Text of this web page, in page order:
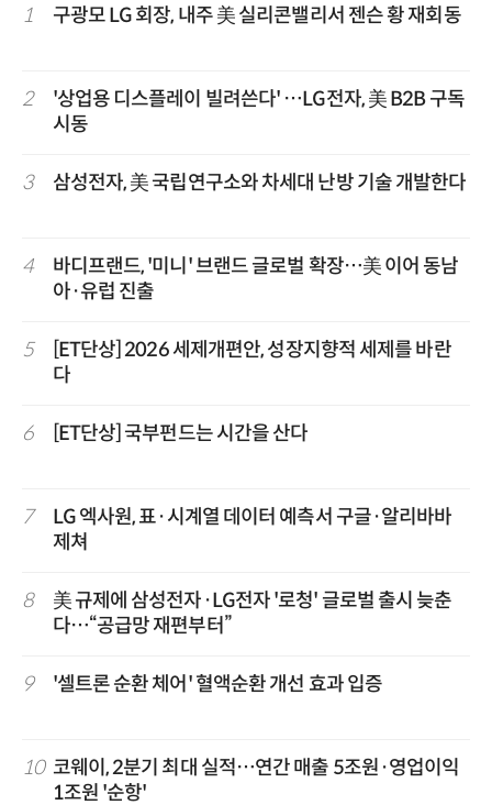
1 구광모 LG 회장, 내주 美 실리콘밸리서 젠슨 황 재회동
2
'상업용 디스플레이 빌려쓴다' …LG전자, 美 B2B 구독
시동
3 삼성전자, 美 국립연구소와 차세대 난방 기술 개발한다
4
바디프랜드, '미니' 브랜드 글로벌 확장…美 이어 동남
아·유럽 진출
5
[ET단상] 2026 세제개편안, 성장지향적 세제를 바란
다
6 [ET단상] 국부펀드는 시간을 산다
7
LG 엑사원, 표·시계열 데이터 예측서 구글·알리바바
제쳐
8
美 규제에 삼성전자·LG전자 '로청' 글로벌 출시 늦춘
다…“공급망 재편부터”
9 '셀트론 순환 체어' 혈액순환 개선 효과 입증
10 코웨이, 2분기 최대 실적…연간 매출 5조원·영업이익
1조원 '순항'